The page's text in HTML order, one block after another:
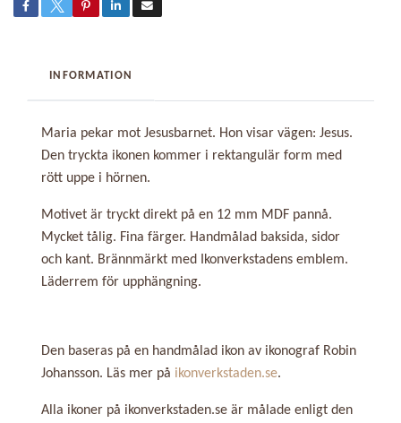
INFORMATION
Maria pekar mot Jesusbarnet. Hon visar vägen: Jesus.
Den tryckta ikonen kommer i rektangulär form med
rött uppe i hörnen.
Motivet är tryckt direkt på en 12 mm MDF pannå.
Mycket tålig. Fina färger. Handmålad baksida, sidor
och kant. Brännmärkt med Ikonverkstadens emblem.
Läderrem för upphängning.
Den baseras på en handmålad ikon av ikonograf Robin
Johansson. Läs mer på ikonverkstaden.se.
Alla ikoner på ikonverkstaden.se är målade enligt den